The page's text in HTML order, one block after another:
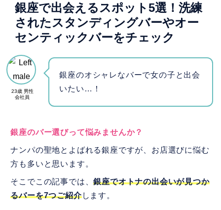
銀座で出会えるスポット5選！洗練
されたスタンディングバーやオー
センティックバーをチェック
23歳 男性
会社員
銀座のオシャレなバーで女の子と出会
いたい…！
銀座のバー選びって悩みませんか？
ナンパの聖地とよばれる銀座ですが、お店選びに悩む
方も多いと思います。
そこでこの記事では、銀座でオトナの出会いが見つか
るバーを7つご紹介します。